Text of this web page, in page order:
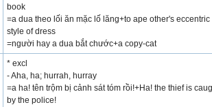
book
=a dua theo lối ăn mặc lố lăng+to ape other's eccentric
style of dress
=người hay a dua bắt chước+a copy-cat
* excl
- Aha, ha; hurrah, hurray
=a ha! tên trộm bị cảnh sát tóm rồi!+Ha! the thief is
by the police!